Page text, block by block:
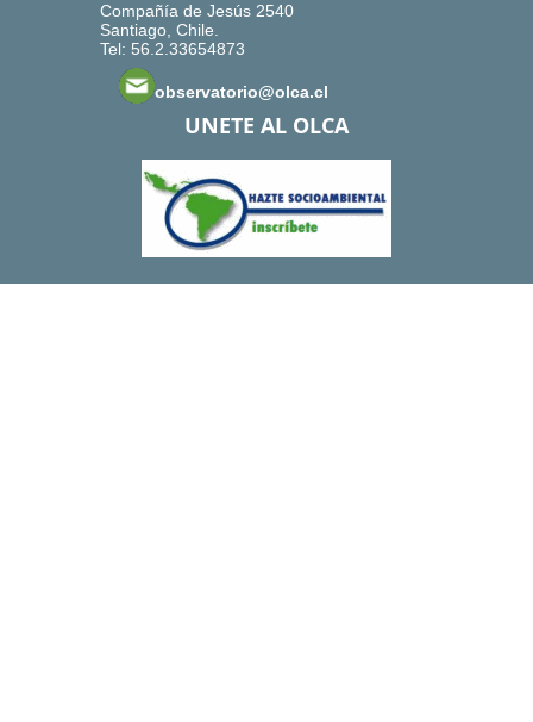
Compañía de Jesús 2540
Santiago, Chile.
Tel: 56.2.33654873
observatorio@olca.cl
UNETE AL OLCA